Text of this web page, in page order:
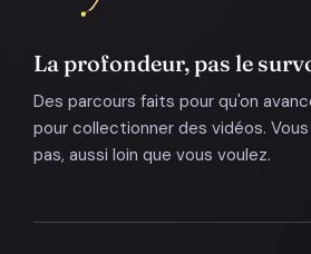
La profondeur, pas le
Des parcours faits pour qu'on
pour collectionner des vidéos. Vous
pas, aussi loin que vous voulez.